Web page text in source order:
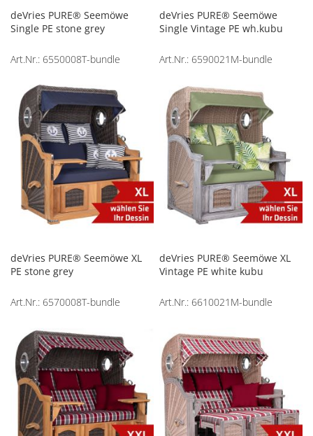
deVries PURE® Seemöwe
Single PE stone grey
Art.Nr.: 6550008T-bundle
deVries PURE® Seemöwe
Single Vintage PE wh.kubu
Art.Nr.: 6590021M-bundle
deVries PURE® Seemöwe XL
PE stone grey
Art.Nr.: 6570008T-bundle
deVries PURE® Seemöwe XL
Vintage PE white kubu
Art.Nr.: 6610021M-bundle